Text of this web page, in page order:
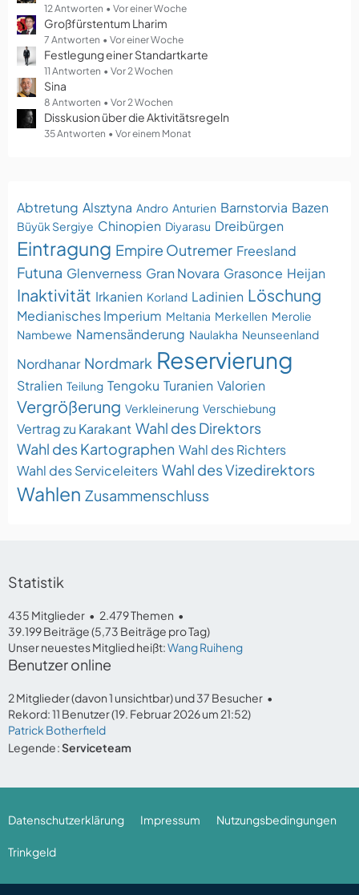
12 Antworten Vor einer Woche
Großfürstentum Lharim
7 Antworten Vor einer Woche
Festlegung einer Standartkarte
11 Antworten Vor 2 Wochen
Sina
8 Antworten Vor 2 Wochen
Disskusion über die Aktivitätsregeln
35 Antworten Vor einem Monat
Abtretung Alsztyna Andro Anturien Barnstorvia Bazen
Büyük Sergiye Chinopien Diyarasu Dreibürgen
Eintragung Empire Outremer Freesland
Futuna Glenverness Gran Novara Grasonce Heijan
Inaktivität Irkanien Korland Ladinien Löschung
Medianisches Imperium Meltania Merkellen Merolie
Nambewe Namensänderung Naulakha Neunseenland
Nordhanar Nordmark Reservierung
Stralien Teilung Tengoku Turanien Valorien
Vergrößerung Verkleinerung Verschiebung
Vertrag zu Karakant Wahl des Direktors
Wahl des Kartographen Wahl des Richters
Wahl des Serviceleiters Wahl des Vizedirektors
Wahlen Zusammenschluss
Statistik
435 Mitglieder
2.479 Themen
39.199 Beiträge (5,73 Beiträge pro Tag)
Unser neuestes Mitglied heißt:Wang Ruiheng
Benutzer online
2 Mitglieder (davon 1 unsichtbar) und 37 Besucher
Rekord: 11 Benutzer (19. Februar 2026 um 21:52)
Patrick Botherfield
Legende Serviceteam
Datenschutzerklärung Impressum Nutzungsbedingungen
Trinkgeld